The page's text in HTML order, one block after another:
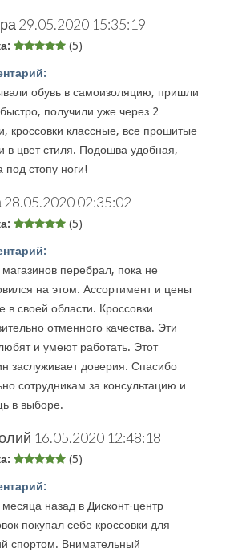
29.05.2020 15:35:19
(5)
обувь в самоизоляцию, пришли
получили уже через 2
кроссовки классные, все прошитые
в цвет стиля. Подошва удобная,
стопу ноги!
28.05.2020 02:35:02
(5)
перебрал, пока не
на этом. Ассортимент и цены
в своей области. Кроссовки
отменного качества. Эти
и умеют работать. Этот
заслуживает доверия. Спасибо
сотрудникам за консультацию и
в выборе.
16.05.2020 12:48:18
(5)
назад в Дисконт-центр
покупал себе кроссовки для
спортом. Внимательный